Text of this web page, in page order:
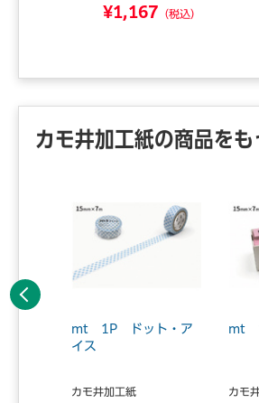
¥1,167 （税込）
カモ井加工紙の商品をも
mt 1P ドット・ア
イス
カモ井加工紙
mt
カモ
前へ